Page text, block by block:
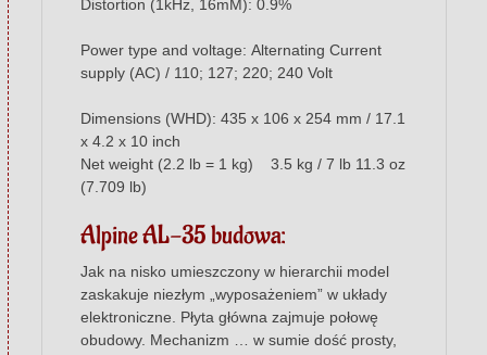
Distortion (1kHz, 16mM): 0.9%
Power type and voltage: Alternating Current
supply (AC) / 110; 127; 220; 240 Volt
Dimensions (WHD): 435 x 106 x 254 mm / 17.1
x 4.2 x 10 inch
Net weight (2.2 lb = 1 kg) 3.5 kg / 7 lb 11.3 oz
(7.709 lb)
Alpine AL-35 budowa:
Jak na nisko umieszczony w hierarchii model
zaskakuje niezłym „wyposażeniem” w układy
elektroniczne. Płyta główna zajmuje połowę
obudowy. Mechanizm … w sumie dość prosty,